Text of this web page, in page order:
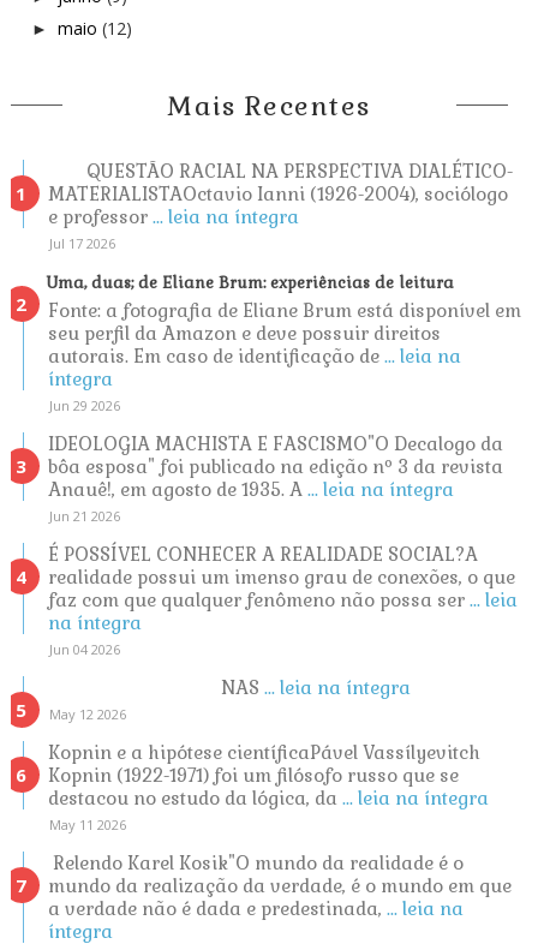
► maio (12)
Mais Recentes
QUESTÃO RACIAL NA PERSPECTIVA DIALÉTICO-
MATERIALISTAOctavio Ianni (1926-2004), sociólogo
e professor ... leia na íntegra
Jul 17 2026
Uma, duas; de Eliane Brum: experiências de leitura
Fonte: a fotografia de Eliane Brum está disponível em
seu perfil da Amazon e deve possuir direitos
autorais. Em caso de identificação de ... leia na
íntegra
Jun 29 2026
IDEOLOGIA MACHISTA E FASCISMO"O Decalogo da
bôa esposa" foi publicado na edição nº 3 da revista
Anauê!, em agosto de 1935. A ... leia na íntegra
Jun 21 2026
É POSSÍVEL CONHECER A REALIDADE SOCIAL?A
realidade possui um imenso grau de conexões, o que
faz com que qualquer fenômeno não possa ser ... leia
na íntegra
Jun 04 2026
NAS ... leia na íntegra
May 12 2026
Kopnin e a hipótese científicaPável Vassílyevitch
Kopnin (1922-1971) foi um filósofo russo que se
destacou no estudo da lógica, da ... leia na íntegra
May 11 2026
Relendo Karel Kosik"O mundo da realidade é o
mundo da realização da verdade, é o mundo em que
a verdade não é dada e predestinada, ... leia na
íntegra